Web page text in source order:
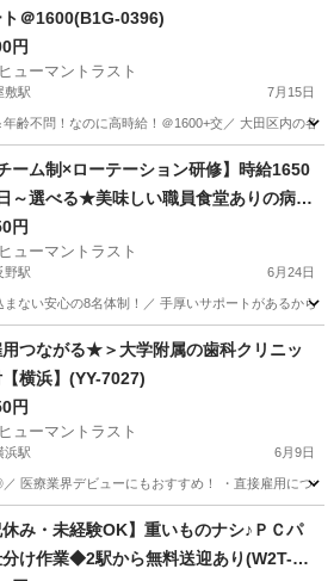
＠1600(B1G-0396)
円
ューマントラスト
敷駅 7月15日
年齢不問！なのに高時給！＠1600+交／ 大田区内の
その他 ヒューマントラスト
ーム制×ローテーション研修】時給1650
～選べる★美味しい職員食堂ありの病院
円
ューマントラスト
野駅 6月24日
まない安心の8名体制！／ 手厚いサポートがあるか
医療事務 スタッフ
用つながる★＞大学附属の歯科クリニッ
横浜】(YY-7027)
円
ューマントラスト
浜駅 6月9日
／ 医療業界デビューにもおすすめ！ ・直接雇用に
ヒューマントラスト
休み・未経験OK】重いものナシ♪ＰＣパ
け作業◆2駅から無料送迎あり(W2T-14